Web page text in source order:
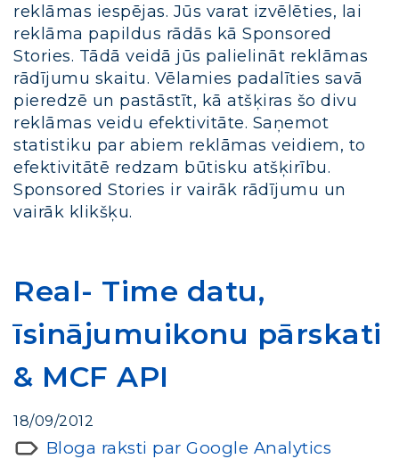
reklāmas iespējas. Jūs varat izvēlēties, lai
reklāma papildus rādās kā Sponsored
Stories. Tādā veidā jūs palielināt reklāmas
rādījumu skaitu. Vēlamies padalīties savā
pieredzē un pastāstīt, kā atšķiras šo divu
reklāmas veidu efektivitāte. Saņemot
statistiku par abiem reklāmas veidiem, to
efektivitātē redzam būtisku atšķirību.
Sponsored Stories ir vairāk rādījumu un
vairāk klikšķu.
Real- Time datu,
īsinājumuikonu pārskati
& MCF API
18/09/2012
Bloga raksti par Google Analytics